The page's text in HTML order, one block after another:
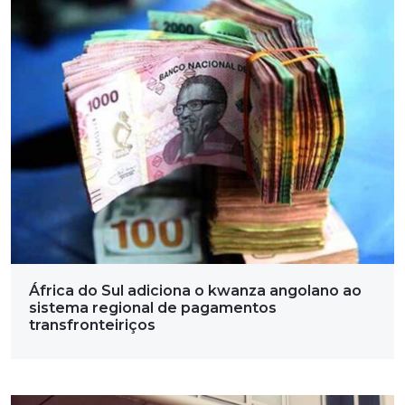
África do Sul adiciona o kwanza angolano ao
sistema regional de pagamentos
transfronteiriços